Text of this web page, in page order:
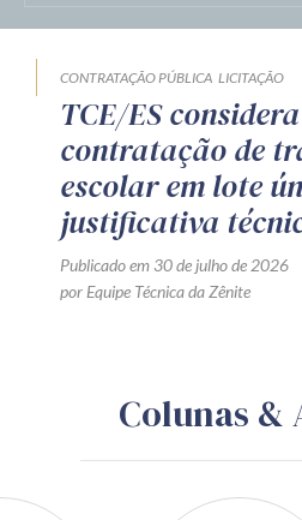
CONTRATAÇÃO PÚBLICA LICITAÇÃO
TCE/ES
contratação de
escolar em lote
justificativa
Publicado em 30 de julho de 2026
por Equipe Técnica da Zênite
Colunas &